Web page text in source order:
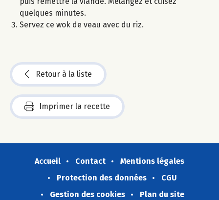
quelques minutes.
Servez ce wok de veau avec du riz.
Retour à la liste
Imprimer la recette
Accueil Contact
Mentions légales
Protection des données
CGU
Gestion des cookies
Plan du site